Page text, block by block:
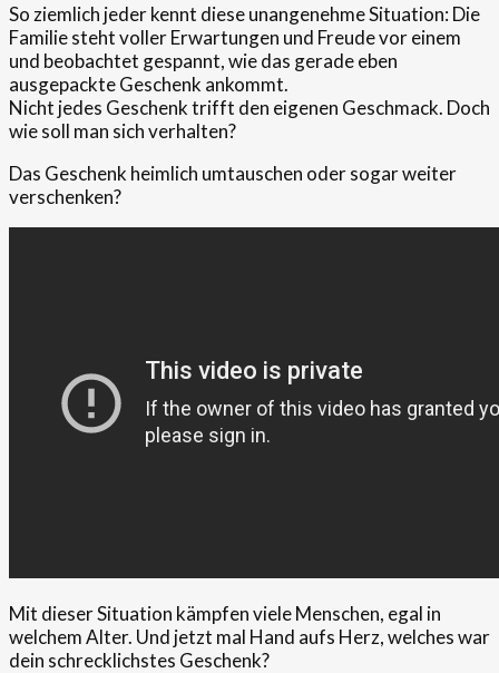
So ziemlich jeder kennt diese unangenehme Situation: Die
Familie steht voller Erwartungen und Freude vor einem
und beobachtet gespannt, wie das gerade eben
ausgepackte Geschenk ankommt.
Nicht jedes Geschenk trifft den eigenen Geschmack. Doch
wie soll man sich verhalten?
Das Geschenk heimlich umtauschen oder sogar weiter
verschenken?
Mit dieser Situation kämpfen viele Menschen, egal in
welchem Alter. Und jetzt mal Hand aufs Herz, welches war
dein schrecklichstes Geschenk?